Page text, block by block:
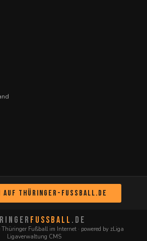
auf Thüringer-Fussball.de
FUSSBALL .DE
Fußball im Internet · powered by zLiga
Ligaverwaltung CMS